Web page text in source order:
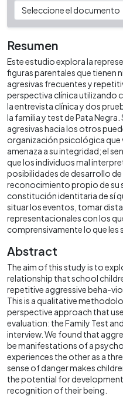
Resumen
Este estudio explora la
figuras parentales que tienen
agresivas frecuentes y
perspectiva clínica utilizando
la entrevista clínica y dos
la familia y test de Pata
agresivas hacia los otros
organización psicológica que
amenaza a su integridad; el
que los individuos mal
posibilidades de desarrollo de
reconocimiento propio de su
constitución identitaria de sí
situar los eventos, tomar
representacionales con los
comprensivamente lo que les
Abstract
The aim of this study is to
relationship that school
repetitive aggressive beha-
This is a qualitative
perspective approach that
evaluation: the Family Test
interview. We found that
be manifestations of a
experiences the other as a
sense of danger makes
the potential for
recognition of their being.